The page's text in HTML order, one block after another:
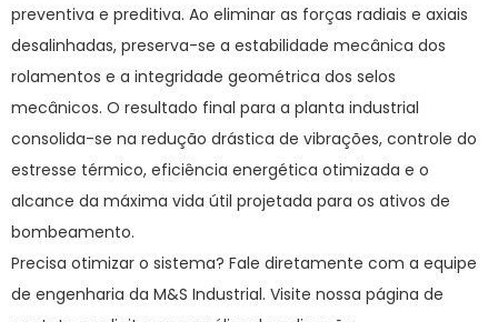
preventiva e preditiva. Ao eliminar as forças radiais e axiais
desalinhadas, preserva-se a estabilidade mecânica dos
rolamentos e a integridade geométrica dos selos
mecânicos. O resultado final para a planta industrial
consolida-se na redução drástica de vibrações, controle do
estresse térmico, eficiência energética otimizada e o
alcance da máxima vida útil projetada para os ativos de
bombeamento.
Precisa otimizar o sistema? Fale diretamente com a equipe
de engenharia da M&S Industrial. Visite nossa página de